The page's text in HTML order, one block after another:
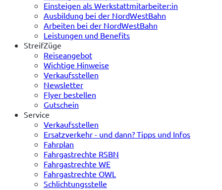
Einsteigen als Werkstattmitarbeiter:in
Ausbildung bei der NordWestBahn
Arbeiten bei der NordWestBahn
Leistungen und Benefits
StreifZüge
Reiseangebot
Wichtige Hinweise
Verkaufsstellen
Newsletter
Flyer bestellen
Gutschein
Service
Verkaufsstellen
Ersatzverkehr - und dann? Tipps und Infos
Fahrplan
Fahrgastrechte RSBN
Fahrgastrechte WE
Fahrgastrechte OWL
Schlichtungsstelle